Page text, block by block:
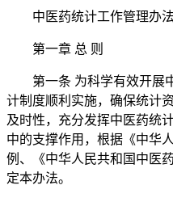
中医药统计工作管理办
第一章 总 则
第一条 为科学有效开展
计制度顺利实施，确保统计
及时性，充分发挥中医药统
中的支撑作用，根据《中华
例、《中华人民共和国中医
定本办法。